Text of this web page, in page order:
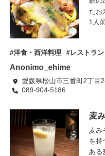
たお
1人
洋食・西洋料理 レストラン
Anonimo_ehime
愛媛県松山市三番町2丁
089-904-5186
麦
麦み
を持
ある